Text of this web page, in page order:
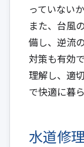
っていない
また、台風
備し、逆流
対策も有効
理解し、適
で快適に暮
水道修